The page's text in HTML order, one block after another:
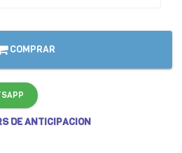
COMPRAR
DE ANTICIPACION